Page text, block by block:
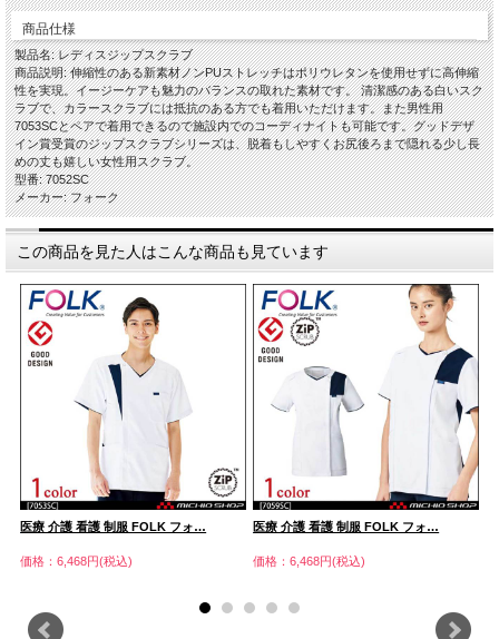
商品仕様
製品名: レディスジップスクラブ
商品説明: 伸縮性のある新素材ノンPUストレッチはポリウレタンを使用せずに高伸縮
性を実現。イージーケアも魅力のバランスの取れた素材です。 清潔感のある白いスク
ラブで、カラースクラブには抵抗のある方でも着用いただけます。また男性用
7053SCとペアで着用できるので施設内でのコーディナイトも可能です。グッドデザ
イン賞受賞のジップスクラブシリーズは、脱着もしやすくお尻後ろまで隠れる少し長
めの丈も嬉しい女性用スクラブ。
型番: 7052SC
メーカー: フォーク
この商品を見た人はこんな商品も見ています
医療 介護 看護 制服 FOLK フォ…
価格：6,468円(税込)
医療 介護 看護 制服 FOLK フォ…
価格：6,468円(税込)